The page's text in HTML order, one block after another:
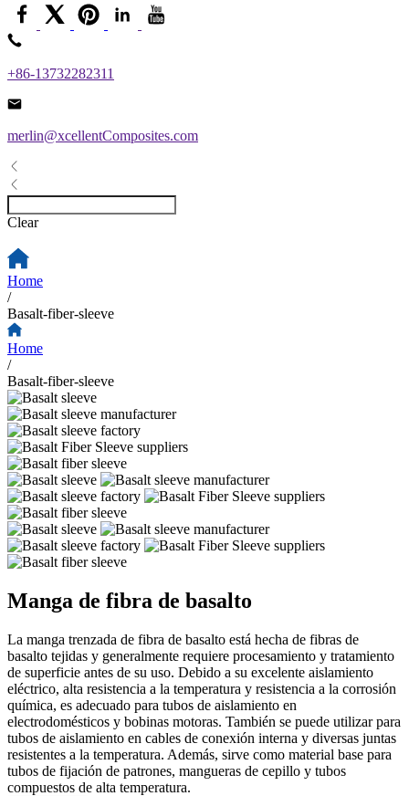
+86-13732282311
merlin@xcellentComposites.com
Clear
Home
/
Basalt-fiber-sleeve
Home
/
Basalt-fiber-sleeve
Manga de fibra de basalto
La manga trenzada de fibra de basalto está hecha de fibras de
basalto tejidas y generalmente requiere procesamiento y tratamiento
de superficie antes de su uso. Debido a su excelente aislamiento
eléctrico, alta resistencia a la temperatura y resistencia a la corrosión
química, es adecuado para tubos de aislamiento en
electrodomésticos y bobinas motoras. También se puede utilizar para
tubos de aislamiento en cables de conexión interna y diversas juntas
resistentes a la temperatura. Además, sirve como material base para
tubos de fijación de patrones, mangueras de cepillo y tubos
compuestos de alta temperatura.